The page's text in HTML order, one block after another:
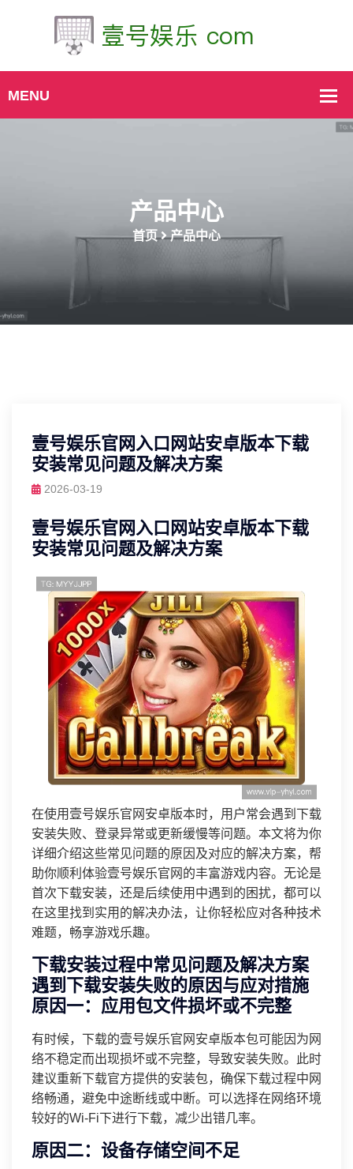
产品中心
首页 产品中心
壹号娱乐官网入口网站安卓版本下载
安装常见问题及解决方案
2026-03-19
壹号娱乐官网入口网站安卓版本下载
安装常见问题及解决方案
在使用壹号娱乐官网安卓版本时，用户常会遇到下载
安装失败、登录异常或更新缓慢等问题。本文将为你
详细介绍这些常见问题的原因及对应的解决方案，帮
助你顺利体验壹号娱乐官网的丰富游戏内容。无论是
首次下载安装，还是后续使用中遇到的困扰，都可以
在这里找到实用的解决办法，让你轻松应对各种技术
难题，畅享游戏乐趣。
下载安装过程中常见问题及解决方案
遇到下载安装失败的原因与应对措施
原因一：应用包文件损坏或不完整
有时候，下载的壹号娱乐官网安卓版本包可能因为网
络不稳定而出现损坏或不完整，导致安装失败。此时
建议重新下载官方提供的安装包，确保下载过程中网
络畅通，避免中途断线或中断。可以选择在网络环境
较好的Wi-Fi下进行下载，减少出错几率。
原因二：设备存储空间不足